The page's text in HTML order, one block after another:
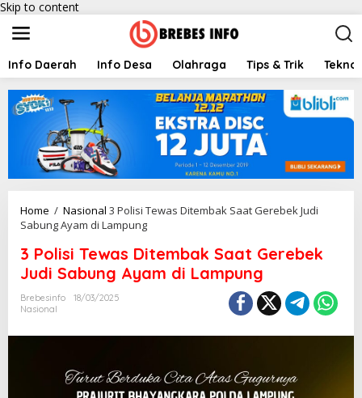
Skip to content
Info Daerah Info Desa Olahraga Tips & Trik
Home / Nasional 3 Polisi Tewas Ditembak Saat Gerebek Judi
Sabung Ayam di Lampung
3 Polisi Tewas Ditembak Saat Gerebek
Judi Sabung Ayam di Lampung
Brebesinfo
18/03/2025
Nasional